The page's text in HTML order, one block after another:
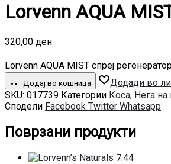
Lorvenn AQUA
320,00 ден
Lorvenn AQUA MIST спреј
Додај во кошница
Додади во
SKU: 017739 Категории Коса, Нега на
Сподели Facebook Twitter Whatsapp
Поврзани продукти